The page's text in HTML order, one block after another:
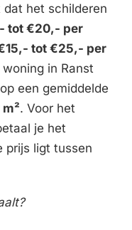
het schilderen
tot €20,- per
tot €25,- per
in Ranst
een gemiddelde
. Voor het
je het
prijs ligt tussen